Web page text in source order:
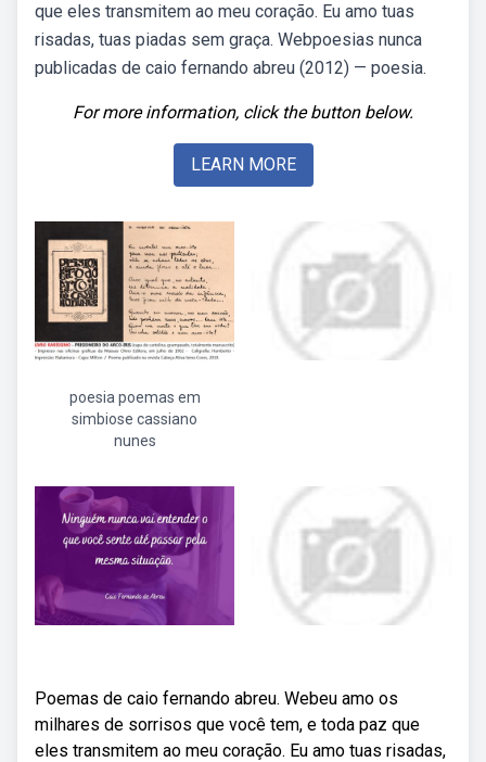
que eles transmitem ao meu coração. Eu amo tuas
risadas, tuas piadas sem graça. Webpoesias nunca
publicadas de caio fernando abreu (2012) — poesia.
For more information, click the button below.
LEARN MORE
poesia poemas em
simbiose cassiano
nunes
Poemas de caio fernando abreu. Webeu amo os
milhares de sorrisos que você tem, e toda paz que
eles transmitem ao meu coração. Eu amo tuas risadas,